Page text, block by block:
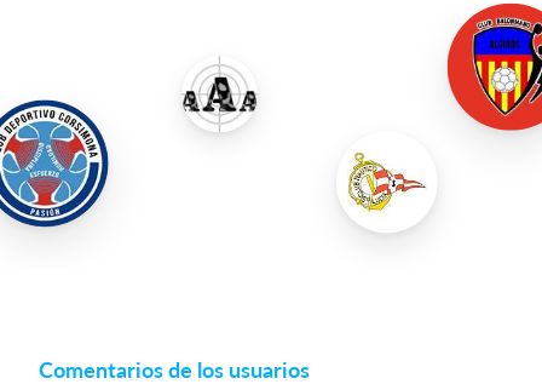
Comentarios de los usuarios